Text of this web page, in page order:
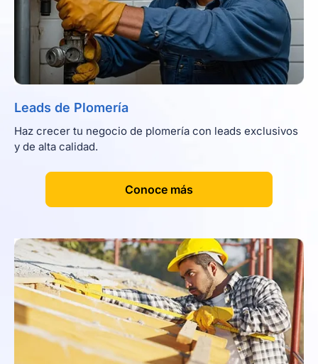
Leads de Plomería
Haz crecer tu negocio de plomería con leads exclusivos
y de alta calidad.
[
Conoce más]